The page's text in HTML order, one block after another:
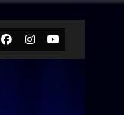
Facebook
Instagram
Youtube